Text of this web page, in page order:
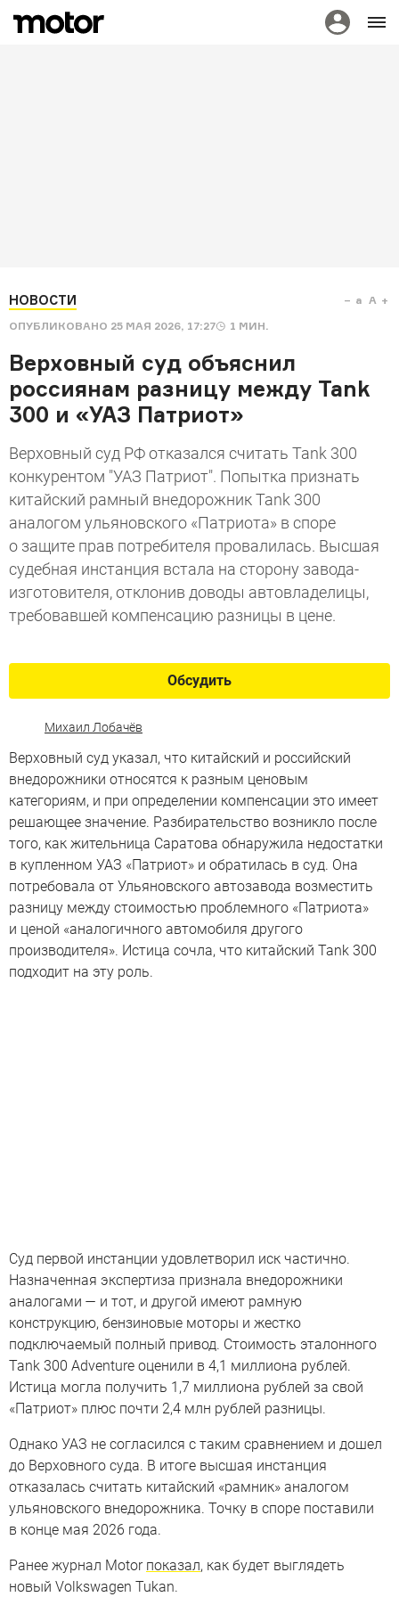
НОВОСТИ
ОПУБЛИКОВАНО 25 МАЯ 2026, 17:27 1 МИН.
a A
Верховный суд объяснил
россиянам разницу между Tank
300 и «УАЗ Патриот»
Верховный суд РФ отказался считать Tank 300
конкурентом "УАЗ Патриот". Попытка признать
китайский рамный внедорожник Tank 300
аналогом ульяновского «Патриота» в споре
о защите прав потребителя провалилась. Высшая
судебная инстанция встала на сторону завода-
изготовителя, отклонив доводы автовладелицы,
требовавшей компенсацию разницы в цене.
Обсудить
Михаил Лобачёв
Верховный суд указал, что китайский и российский
внедорожники относятся к разным ценовым
категориям, и при определении компенсации это имеет
решающее значение. Разбирательство возникло после
того, как жительница Саратова обнаружила недостатки
в купленном УАЗ «Патриот» и обратилась в суд. Она
потребовала от Ульяновского автозавода возместить
разницу между стоимостью проблемного «Патриота»
и ценой «аналогичного автомобиля другого
производителя». Истица сочла, что китайский Tank 300
подходит на эту роль.
Суд первой инстанции удовлетворил иск частично.
Назначенная экспертиза признала внедорожники
аналогами — и тот, и другой имеют рамную
конструкцию, бензиновые моторы и жестко
подключаемый полный привод. Стоимость эталонного
Tank 300 Adventure оценили в 4,1 миллиона рублей.
Истица могла получить 1,7 миллиона рублей за свой
«Патриот» плюс почти 2,4 млн рублей разницы.
Однако УАЗ не согласился с таким сравнением и дошел
до Верховного суда. В итоге высшая инстанция
отказалась считать китайский «рамник» аналогом
ульяновского внедорожника. Точку в споре поставили
в конце мая 2026 года.
Ранее журнал Motor показал, как будет выглядеть
новый Volkswagen Tukan.